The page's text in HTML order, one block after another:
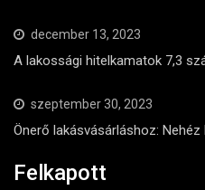
december 13, 2023
A lakossági hitelkamatok 7,3
szeptember 30, 2023
Önerő lakásvásárláshoz:
Felkapott